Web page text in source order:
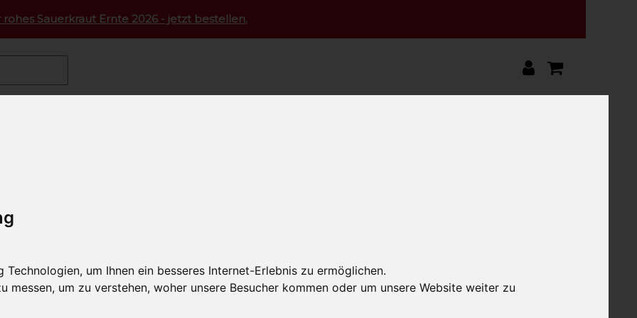
um Ihnen ein besseres Internet-Erlebnis zu ermöglichen.
messen, um zu verstehen, woher unsere Besucher kommen oder um unsere Website weiter zu
rohes Sauerkraut Ernte 2026 - jetzt bestellen.